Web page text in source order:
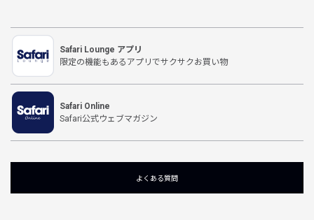
Safari Lounge アプリ
限定の機能もあるアプリでサクサクお買い物
Safari Online
Safari公式ウェブマガジン
よくある質問